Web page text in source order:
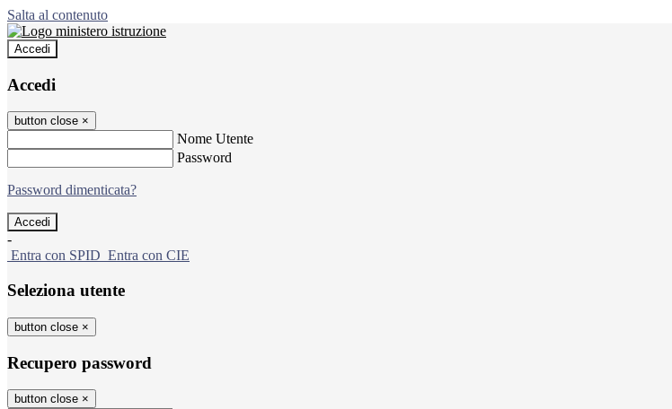
Salta al contenuto
Accedi
Accedi
button close ×
Nome Utente
Password
Password dimenticata?
-
Entra con SPID Entra con CIE
Seleziona utente
button close ×
Recupero password
button close ×